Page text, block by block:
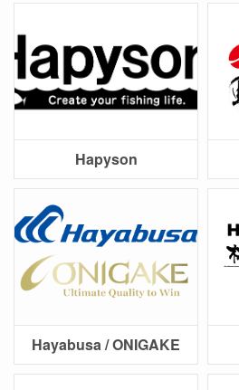
Hapyson
Hayabusa / ONIGAKE